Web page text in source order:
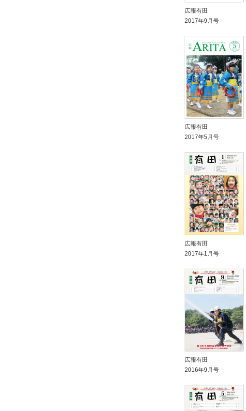
広報有田
2017年9月号
広報有田
2017年5月号
広報有田
2017年1月号
広報有田
2016年9月号